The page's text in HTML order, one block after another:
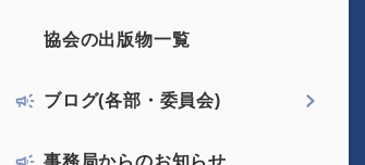
協会の出版物一覧
ブログ(各部・委員会)
事務局からのお知らせ